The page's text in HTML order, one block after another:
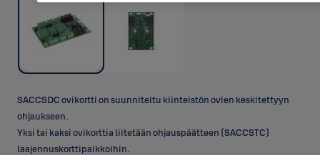
SACCSDC ovikortti on suunniteltu kiinteistön ovien keskitettyyn
ohjaukseen.
Yksi tai kaksi ovikorttia liitetään ohjauspäätteen (SACCSTC)
laajennuskorttipaikkoihin.